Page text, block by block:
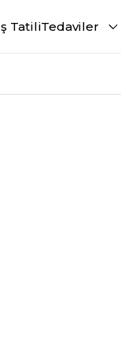
TatiliTedaviler